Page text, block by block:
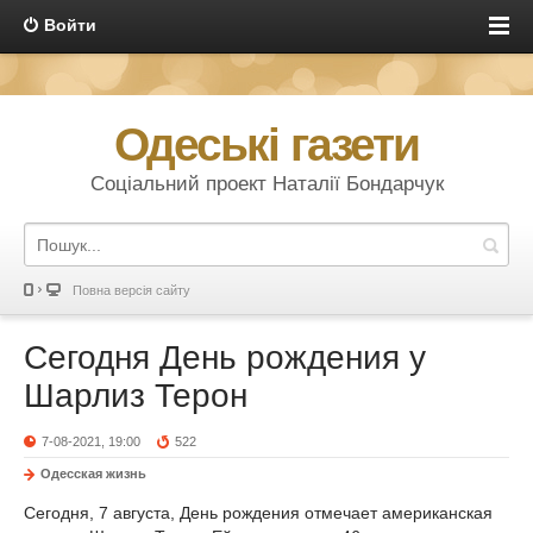
Войти
Одеські газети
Соціальний проект Наталії Бондарчук
Повна версія сайту
Сегодня День рождения у
Шарлиз Терон
7-08-2021, 19:00 522
Одесская жизнь
Сегодня, 7 августа, День рождения отмечает американская